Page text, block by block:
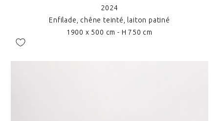
2024
Enfilade, chêne teinté, laiton patiné
1900 x 500 cm - H 750 cm